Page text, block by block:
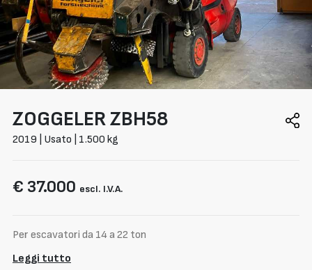
ZOGGELERZBH58
2019 | Usato | 1.500 kg
€ 37.000 escl. I.V.A.
Per escavatori da 14 a 22 ton
Leggi tutto